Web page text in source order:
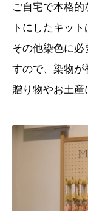
ご自宅で本格
トにしたキッ
その他染色に必
すので、染物が
贈り物やお土産